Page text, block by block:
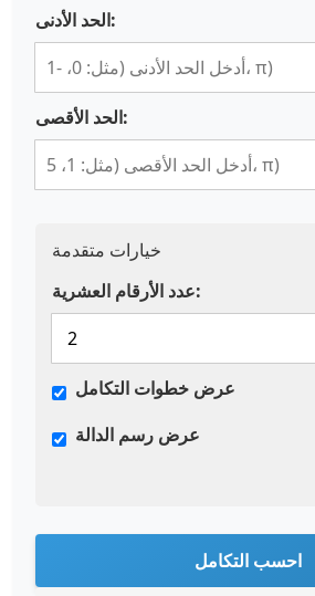
الحد الأدنى:
الحد الأقصى:
خيارات متقدمة
عدد الأرقام العشرية:
عرض خطوات التكامل
عرض رسم الدالة
احسب التكامل